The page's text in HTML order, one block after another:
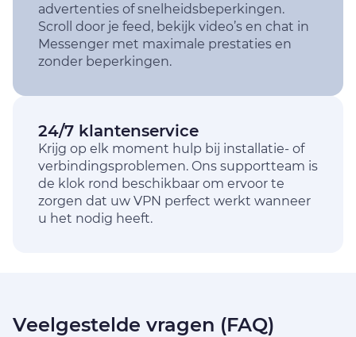
advertenties of snelheidsbeperkingen.
Scroll door je feed, bekijk video’s en chat in
Messenger met maximale prestaties en
zonder beperkingen.
24/7 klantenservice
Krijg op elk moment hulp bij installatie- of
verbindingsproblemen. Ons supportteam is
de klok rond beschikbaar om ervoor te
zorgen dat uw VPN perfect werkt wanneer
u het nodig heeft.
Veelgestelde vragen (FAQ)